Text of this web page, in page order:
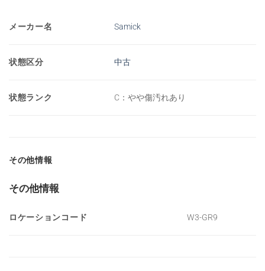
メーカー名 Samick
状態区分 中古
状態ランク C：やや傷汚れあり
その他情報
その他情報
ロケーションコード W3-GR9